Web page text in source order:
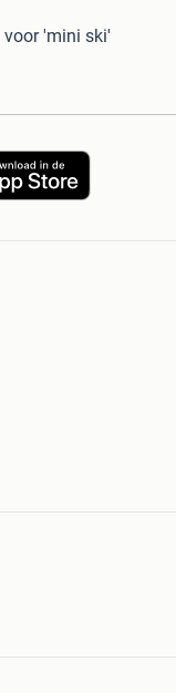
voor 'mini ski'